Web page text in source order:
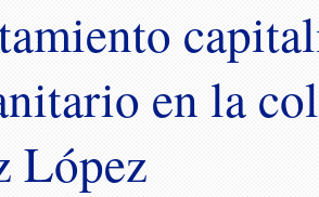
en la
López